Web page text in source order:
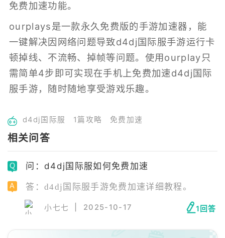
免费加速功能。
ourplays是一款永久免费版的手游加速器 ，能
一键解决因网络问题导致d4dj国际服手游运行卡
顿掉线、不流畅、掉帧等问题。使用ourplay只
需简单4步即可实现在手机上免费加速d4dj国际
服手游，随时随地享受游戏乐趣。
d4dj国际服 1篇攻略 免费加速
相关问答
问：d4dj国际服如何免费加速
答：d4dj国际服手游免费加速详细教程。
小七七 2025-10-17 1回答